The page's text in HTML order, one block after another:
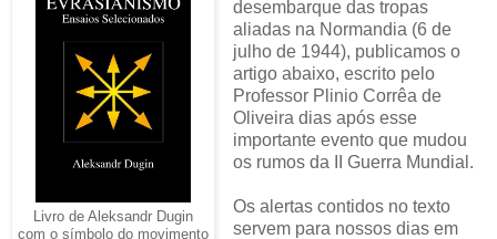
Livro de Aleksandr Dugin
com o símbolo do movimento
desembarque das tropas
aliadas na Normandia (6 de
julho de 1944), publicamos o
artigo abaixo, escrito pelo
Professor Plinio Corrêa de
Oliveira dias após esse
importante evento que mudou
os rumos da II Guerra Mundial.
Os alertas contidos no texto
servem para nossos dias em